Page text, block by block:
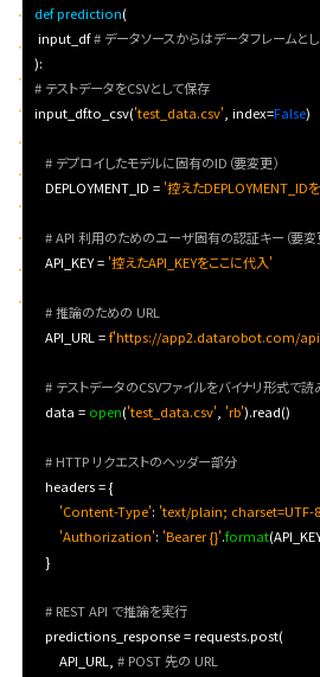
def prediction(
input_df # データソースからはデータフレームと
# テストデータをCSVとして保存
input_df.to_csv('test_data.csv' , index=False)
# デプロイしたモデルに固有のID（要変更）
   DEPLOYMENT_ID =
'控えたDEPLOYMENT_ID
# API 利用のためのユーザ固有の認証キー（要変
   API_KEY =
'控えたAPI_KEYをここに代入'
# 推論のための URL
   API_URL =
f'https://app2.datarobot.com/
# テストデータのCSVファイルをバイナリ形式で
   data =
open('test_data.csv' 'rb').read()
# HTTP リクエストのヘッダー部分
   headers = {
'Content-Type': 'text/plain; charset=UTF-
'Authorization': 'Bearer {}'.format
   }
# REST API で推論を実行
   predictions_response = requests.post(
       API_URL,
# POST 先の URL